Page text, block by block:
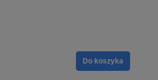
Do koszyka